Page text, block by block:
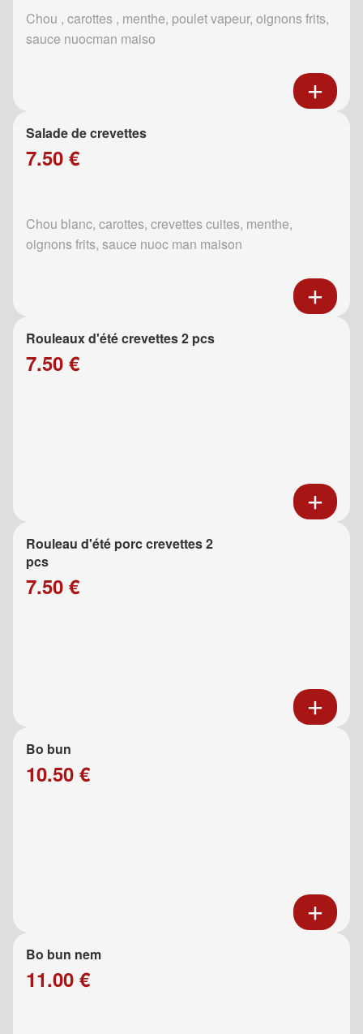
Chou , carottes , menthe, poulet vapeur, oignons frits,
sauce nuocman maiso
Salade de crevettes
7.50 €
Chou blanc, carottes, crevettes cuites, menthe,
oignons frits, sauce nuoc man maison
Rouleaux d'été crevettes 2 pcs
7.50 €
Rouleau d'été porc crevettes 2
pcs
7.50 €
Bo bun
10.50 €
Bo bun nem
11.00 €